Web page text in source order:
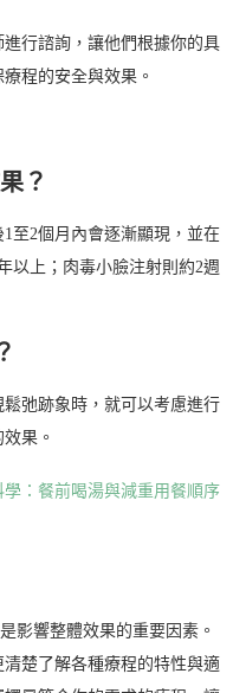
行諮詢，讓他們根據你的具
程的安全與效果。
？
至2個月內會逐漸顯現，並在
以上；肉毒小臉注射則約2週
弛跡象時，就可以考慮進行
果。
學：餐前喝湯與減重用餐順序
影響整體效果的重要因素。
楚了解各種療程的特性與適